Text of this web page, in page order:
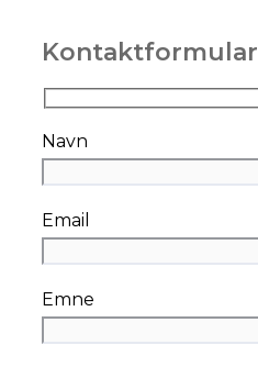
Kontaktformular
Navn
Email
Emne